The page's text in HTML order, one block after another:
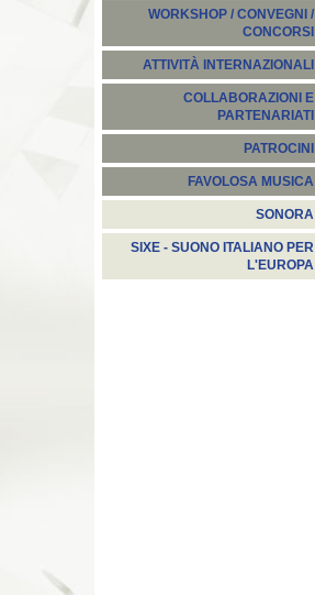
WORKSHOP / CONVEGNI /
CONCORSI
ATTIVITÀ INTERNAZIONALI
COLLABORAZIONI E
PARTENARIATI
PATROCINI
FAVOLOSA MUSICA
SONORA
SIXE - SUONO ITALIANO PER
L'EUROPA